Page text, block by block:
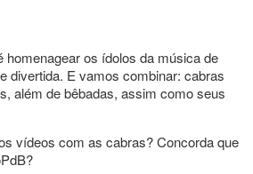
homenagear os ídolos da música de
divertida. E vamos combinar: cabras
além de bêbadas, assim como seus
vídeos com as cabras? Concorda que